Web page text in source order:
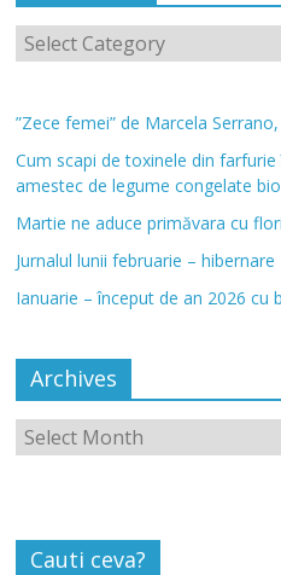
”Zece femei” de Marcela
Cum scapi de toxinele din
amestec de legume congelate
Martie ne aduce primăvara cu flori
Jurnalul lunii februarie – hibernare
Ianuarie – început de an 2026 cu
Archives
Cauti ceva?